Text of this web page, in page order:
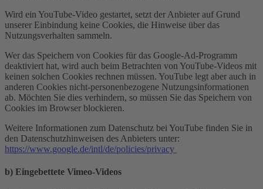
Wird ein YouTube-Video gestartet, setzt der Anbieter auf Grund
unserer Einbindung keine Cookies, die Hinweise über das
Nutzungsverhalten sammeln.
Wer das Speichern von Cookies für das Google-Ad-Programm
deaktiviert hat, wird auch beim Betrachten von YouTube-Videos mit
keinen solchen Cookies rechnen müssen. YouTube legt aber auch in
anderen Cookies nicht-personenbezogene Nutzungsinformationen
ab. Möchten Sie dies verhindern, so müssen Sie das Speichern von
Cookies im Browser blockieren.
Weitere Informationen zum Datenschutz bei YouTube finden Sie in
den Datenschutzhinweisen des Anbieters unter:
https://www.google.de/intl/de/policies/privacy
b) Eingebettete Vimeo-Videos